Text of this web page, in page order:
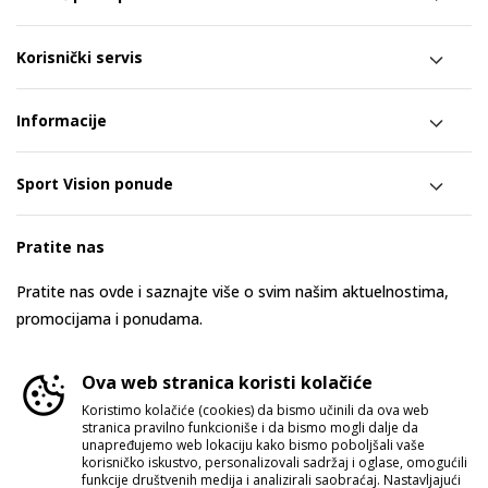
Korisnički servis
Informacije
Sport Vision ponude
Pratite nas
Pratite nas ovde i saznajte više o svim našim aktuelnostima,
promocijama i ponudama.
Ova web stranica koristi kolačiće
Koristimo kolačiće (cookies) da bismo učinili da ova web
stranica pravilno funkcioniše i da bismo mogli dalje da
unapređujemo web lokaciju kako bismo poboljšali vaše
korisničko iskustvo, personalizovali sadržaj i oglase, omogućili
funkcije društvenih medija i analizirali saobraćaj. Nastavljajući